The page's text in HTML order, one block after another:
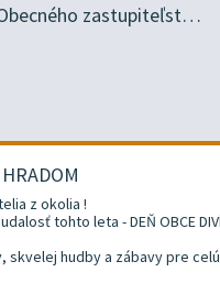
zastupiteľst…
z okolia !
tohto leta - DEŇ OBCE
skvelej hudby a zábavy pre